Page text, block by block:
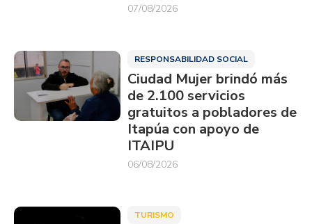
07/08/2026
RESPONSABILIDAD SOCIAL
Ciudad Mujer brindó más
de 2.100 servicios
gratuitos a pobladores de
Itapúa con apoyo de
ITAIPU
06/08/2026
TURISMO